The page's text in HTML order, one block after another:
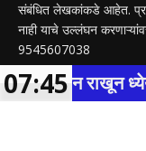
संबंधित लेखकांकडे आहेत.
नाही याचे उल्लंघन
9545607038
राखून ध्येयाने
07:45